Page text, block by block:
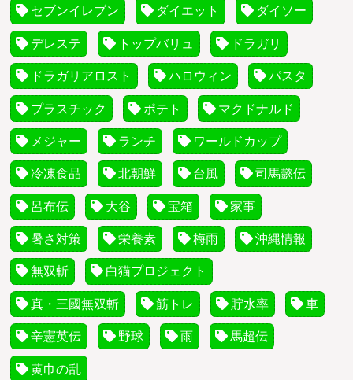
セブンイレブン ダイエット ダイソー
デレステ トップバリュ ドラガリ
ドラガリアロスト ハロウィン パスタ
プラスチック ポテト マクドナルド
メジャー ランチ ワールドカップ
冷凍食品 北朝鮮 台風 司馬懿伝
呂布伝 大谷 宝箱 家事
暑さ対策 栄養素 梅雨 沖縄情報
無双斬 白猫プロジェクト
真・三國無双斬 筋トレ 貯水率 車
辛憲英伝 野球 雨 馬超伝
黄巾の乱